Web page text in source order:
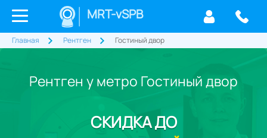
MRT-vSPB
Главная Рентген Гостиный двор
Рентген у метро Гостиный двор
СКИДКАДО